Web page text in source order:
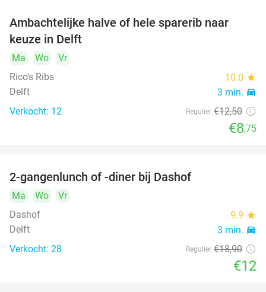
Ambachtelijke halve of hele sparerib naar
keuze in Delft
Ma Wo
Vr
Rico's Ribs
10.0 star
Delft 3 min. directions_car
Verkocht: 12 Regulier €12,50
€8,75
2-gangenlunch of -diner bij Dashof
Ma Wo
Vr
Dashof
9.9 star
Delft 3 min. directions_car
Verkocht: 28 Regulier €18,90
€12